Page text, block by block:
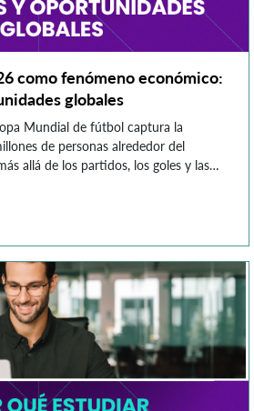
como fenómeno económico:
globales
Mundial de fútbol captura la
de personas alrededor del
allá de los partidos, los goles y las
relevantes a nivel global. La Copa
multimillonarias, impulsa sectores